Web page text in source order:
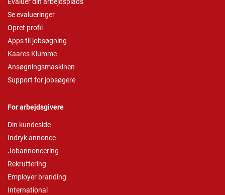
Se evalueringer
Opret profil
Apps til jobsøgning
Kaares Klumme
Ansøgningsmaskinen
Support for jobsøgere
For arbejdsgivere
Din kundeside
Indryk annonce
Jobannoncering
Rekruttering
Employer branding
International